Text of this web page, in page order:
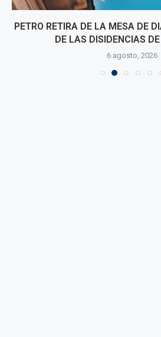
PETRO RETIRA DE LA MESA DE
DE LAS DISIDENCIAS
6 agosto, 2026